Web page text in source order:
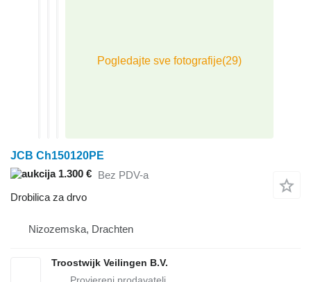
JCB Ch150120PE
1.300 € Bez PDV-a
Drobilica za drvo
Nizozemska, Drachten
Troostwijk Veilingen B.V.